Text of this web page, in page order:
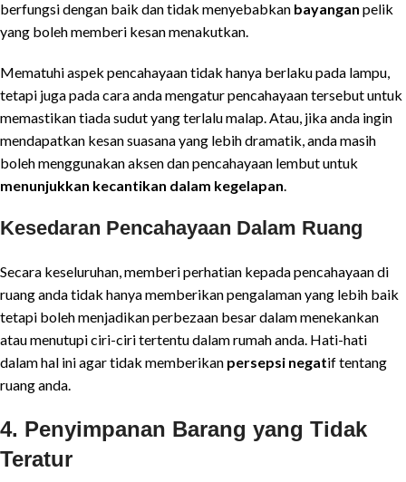
berfungsi dengan baik dan tidak menyebabkan bayangan pelik
yang boleh memberi kesan menakutkan.
Mematuhi aspek pencahayaan tidak hanya berlaku pada lampu,
tetapi juga pada cara anda mengatur pencahayaan tersebut untuk
memastikan tiada sudut yang terlalu malap. Atau, jika anda ingin
mendapatkan kesan suasana yang lebih dramatik, anda masih
boleh menggunakan aksen dan pencahayaan lembut untuk
menunjukkan kecantikan dalam kegelapan
Kesedaran Pencahayaan Dalam Ruang
Secara keseluruhan, memberi perhatian kepada pencahayaan di
ruang anda tidak hanya memberikan pengalaman yang lebih baik
tetapi boleh menjadikan perbezaan besar dalam menekankan
atau menutupi ciri-ciri tertentu dalam rumah anda. Hati-hati
dalam hal ini agar tidak memberikan persepsi negatif tentang
ruang anda.
4. Penyimpanan Barang yang Tidak
Teratur